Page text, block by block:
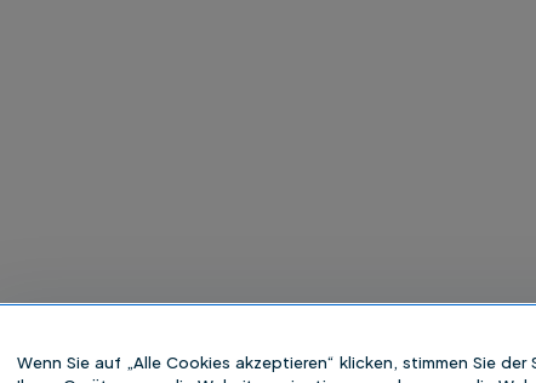
Wenn Sie auf „Alle Cookies akzeptieren“ klicken, stimmen Sie